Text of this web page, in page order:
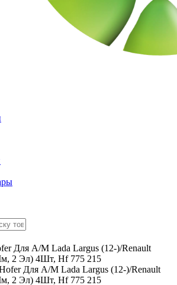
Для А/М Lada Largus (12-)/Renault
2 Эл) 4Шт, Hf 775 215